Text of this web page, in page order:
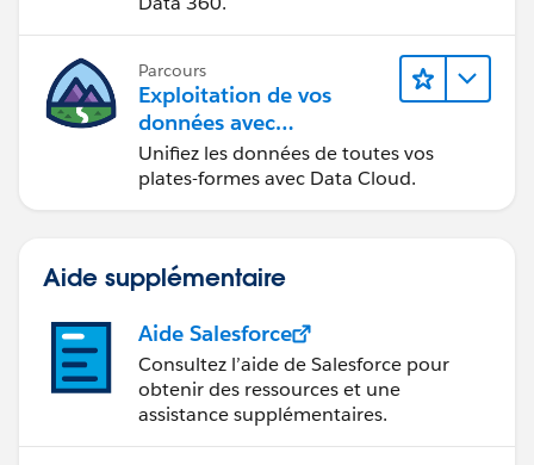
Parcours
Exploitation de vos
données avec
Data Cloud
Unifiez les données de toutes vos
plates-formes avec Data Cloud.
Aide supplémentaire
Aide Salesforce
Consultez l’aide de Salesforce pour
obtenir des ressources et une
assistance supplémentaires.